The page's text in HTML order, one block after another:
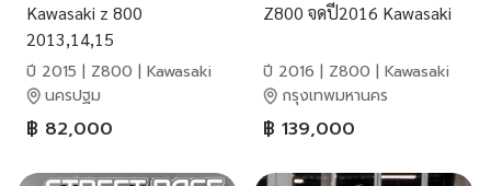
Kawasaki z 800
2013,14,15
ปี 2015 | Z800 | Kawasaki
นครปฐม
฿ 82,000
Z800 จดปี2016 Kawasaki
ปี 2016 | Z800 | Kawasaki
กรุงเทพมหานคร
฿ 139,000